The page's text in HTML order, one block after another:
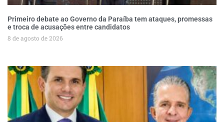
Primeiro debate ao Governo da Paraíba tem ataques, promessas
e troca de acusações entre candidatos
8 de agosto de 2026